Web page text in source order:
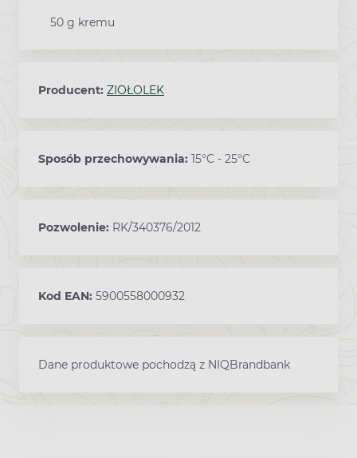
50 g kremu
Producent: ZIOŁOLEK
Sposób przechowywania: 15°C - 25°C
Pozwolenie: RK/340376/2012
Kod EAN: 5900558000932
Dane produktowe pochodzą z NIQBrandbank